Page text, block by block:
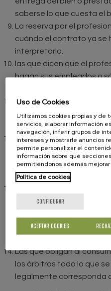
saberse lo que cuesta el
La reserva por el
cuándo el contrato ya se
interpretarlo.
las que dicen que el
hagan sus empleados o
Las que exigen el
comprometerse a lo
adelantada).
Las que autorizan al
el contrato, para que sea
consumidor,
consentimiento.
acudir al Juez,
Juez situado en una
Las que obligan al
los árbitros todo lo que
legalmente corresponda
Uso de Cookies
Utilizamos cookies propias y de
servicios, elaborar información
navegación, inferir grupos de
intereses y mostrarle anuncios
permite personalizar el
información sobre qué
permitiéndonos además
Política de cookies
CONFIGURAR
ACEPTAR COOKIES